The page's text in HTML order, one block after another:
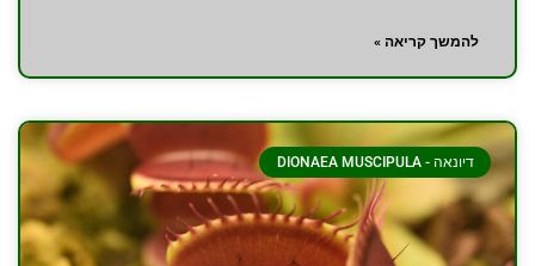
להמשך קריאה »
דיונאה - DIONAEA MUSCIPULA